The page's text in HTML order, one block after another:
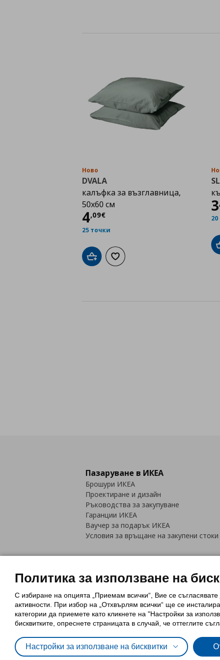
Ново
DVALA
калъфка за възглавница,
50x60 см
4,09€
Цена
25 точки
Добави в кошницата
Добави към списъка с любими
3,
Пазаруване в ИКЕА
Брошури ИКЕА
Проектиране и дизайн
Ръководства за закупуване
Гаранции ИКЕА
Ваучер за подарък ИКЕА
Условия за връщане на закупени стоки
Политика за използване на
Обща политика за личните данни
Политика за защита на лични
Политика за използване на
С избиране на опцията „Приемам всички“, Вие се
активности. При избор на „Отхвърлям всички“ ще се
категории да приемете като кликнете на "Настройки за
бисквитките, опреснете страницата в случай, че оттеглите
Настройки за използване на бисквитки